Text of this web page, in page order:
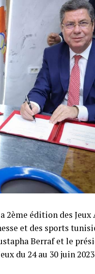
2ème édition des Jeux
et des sports
Berraf et le
du 24 au 30 juin